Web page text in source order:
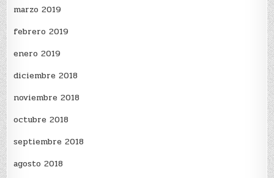
marzo 2019
febrero 2019
enero 2019
diciembre 2018
noviembre 2018
octubre 2018
septiembre 2018
agosto 2018